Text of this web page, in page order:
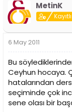
MetinK
6 May 2011
Bu
Ceyhun hocaya.
hatalarından
seçiminde çok
sene olası bir